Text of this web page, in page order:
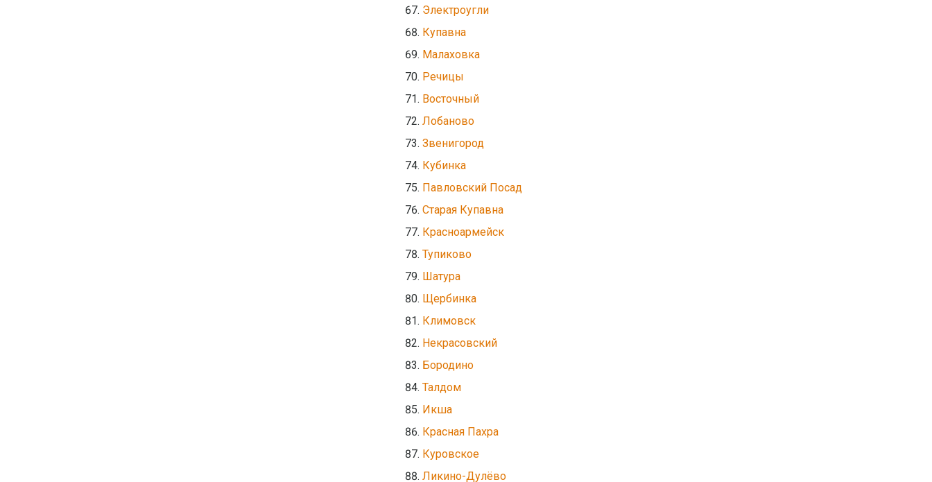
Электроугли
Купавна
Малаховка
Речицы
Восточный
Лобаново
Звенигород
Кубинка
Павловский Посад
Старая Купавна
Красноармейск
Тупиково
Шатура
Щербинка
Климовск
Некрасовский
Бородино
Талдом
Икша
Красная Пахра
Куровское
Ликино-Дулёво